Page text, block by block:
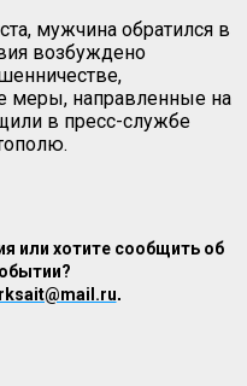
мужчина обратился в
возбуждено
меры, направленные на
в пресс-службе
или хотите сообщить об
rksait@mail.ru.